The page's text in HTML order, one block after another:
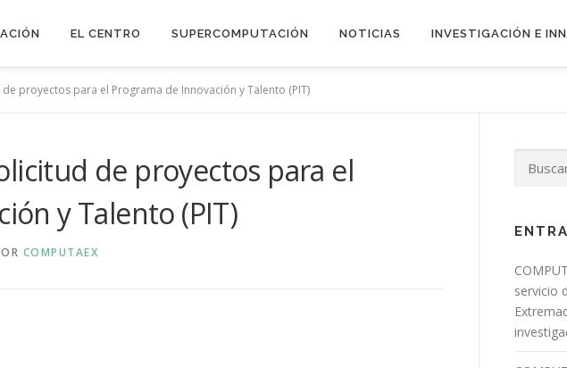
EL CENTRO SUPERCOMPUTACIÓN NOTICIAS INVESTIGACIÓN E
proyectos para el Programa de Innovación y Talento (PIT)
de proyectos para el
y Talento (PIT)
COMPUTAEX
servicio